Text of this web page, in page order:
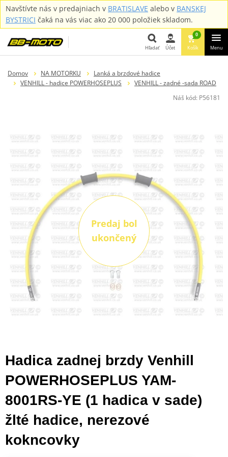
Navštívte nás v predajniach v BRATISLAVE alebo v BANSKEJ
BYSTRICI čaká na vás viac ako 20 000 položiek skladom.
Hľadať Účet
0
Košík Menu
Domov NA MOTORKU
Lanká a brzdové hadice
VENHILL - hadice POWERHOSEPLUS
VENHILL - zadné -sada ROAD
Náš kód: P56181
Predaj bol
ukončený
Hadica zadnej brzdy Venhill
POWERHOSEPLUS YAM-
8001RS-YE (1 hadica v sade)
žlté hadice, nerezové
kokncovky